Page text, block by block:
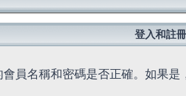
登入和註
員名稱和密碼是否正確。如果